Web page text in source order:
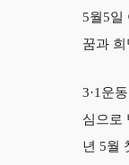
5월5일
꿈과
3·1운
심으로
년 5월